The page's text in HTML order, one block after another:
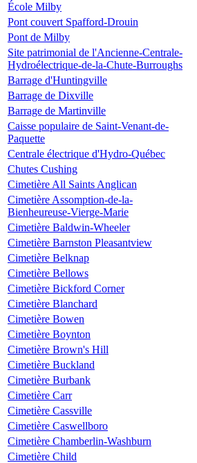
École Milby
Pont couvert Spafford-Drouin
Pont de Milby
Site patrimonial de l'Ancienne-Centrale-
Hydroélectrique-de-la-Chute-Burroughs
Barrage d'Huntingville
Barrage de Dixville
Barrage de Martinville
Caisse populaire de Saint-Venant-de-
Paquette
Centrale électrique d'Hydro-Québec
Chutes Cushing
Cimetière All Saints Anglican
Cimetière Assomption-de-la-
Bienheureuse-Vierge-Marie
Cimetière Baldwin-Wheeler
Cimetière Barnston Pleasantview
Cimetière Belknap
Cimetière Bellows
Cimetière Bickford Corner
Cimetière Blanchard
Cimetière Bowen
Cimetière Boynton
Cimetière Brown's Hill
Cimetière Buckland
Cimetière Burbank
Cimetière Carr
Cimetière Cassville
Cimetière Caswellboro
Cimetière Chamberlin-Washburn
Cimetière Child